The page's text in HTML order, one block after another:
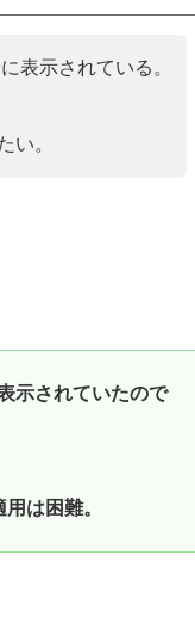
表示されている。
い。
示されていたので
は困難。